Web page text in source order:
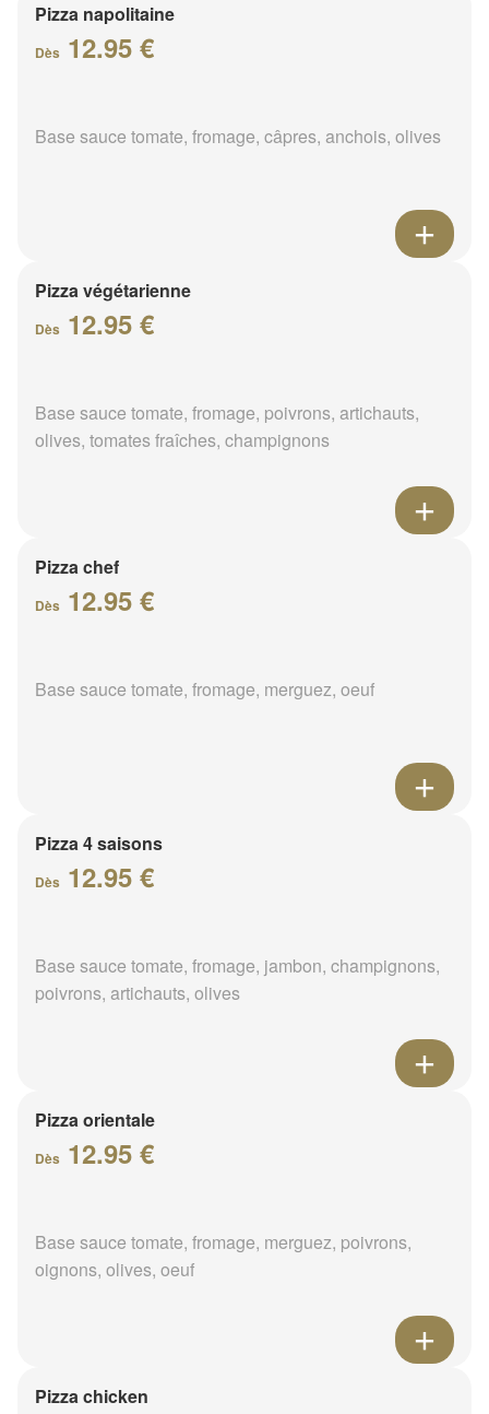
Pizza napolitaine
Dès 12.95 €
Base sauce tomate, fromage, câpres, anchois, olives
Pizza végétarienne
Dès 12.95 €
Base sauce tomate, fromage, poivrons, artichauts,
olives, tomates fraîches, champignons
Pizza chef
Dès 12.95 €
Base sauce tomate, fromage, merguez, oeuf
Pizza 4 saisons
Dès 12.95 €
Base sauce tomate, fromage, jambon, champignons,
poivrons, artichauts, olives
Pizza orientale
Dès 12.95 €
Base sauce tomate, fromage, merguez, poivrons,
oignons, olives, oeuf
Pizza chicken